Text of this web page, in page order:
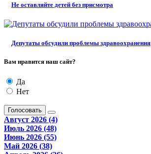
Не оставляйте детей без присмотра
Депутаты обсудили проблемы здравоохранения
Вам нравится наш сайт?
Да
Нет
Голосовать
Август 2026 (4)
Июль 2026 (48)
Июнь 2026 (55)
Май 2026 (38)